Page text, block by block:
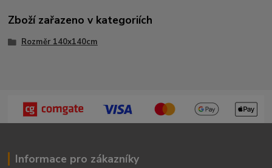
Zboží zařazeno v kategoriích
Rozměr 140x140cm
Informace pro zákazníky